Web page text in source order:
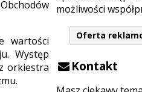
możliwości
Oferta
Kontakt
wartości
Występ
orkiestra